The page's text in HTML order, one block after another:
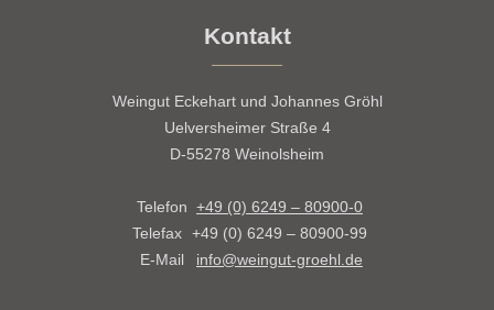
Kontakt
Weingut Eckehart und Johannes Gröhl
Uelversheimer Straße 4
D-55278 Weinolsheim
Telefon +49 (0) 6249 – 80900-0
Telefax +49 (0) 6249 – 80900-99
E-Mail
info@weingut-groehl.de